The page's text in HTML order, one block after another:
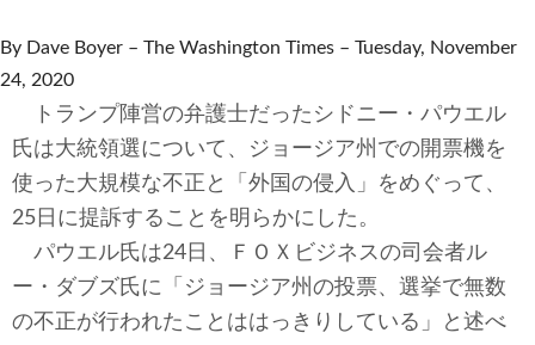
テクノロジー
コメンタリー
社説
ビル・ガーツ
By Dave Boyer – The Washington Times – Tuesday, November
24, 2020
トランプ陣営の弁護士だったシドニー・パウエル
氏は大統領選について、ジョージア州での開票機を
使った大規模な不正と「外国の侵入」をめぐって、
25日に提訴することを明らかにした。
パウエル氏は24日、ＦＯＸビジネスの司会者ル
ー・ダブズ氏に「ジョージア州の投票、選挙で無数
の不正が行われたことははっきりしている」と述べ